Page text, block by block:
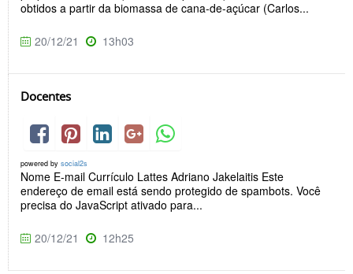
obtidos a partir da biomassa de cana-de-açúcar (Carlos...
20/12/21 13h03
Docentes
powered by social2s
Nome E-mail Currículo Lattes Adriano Jakelaitis Este
endereço de email está sendo protegido de spambots. Você
precisa do JavaScript ativado para...
20/12/21 12h25